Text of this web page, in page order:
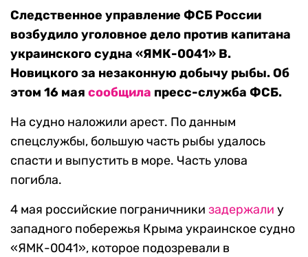
Следственное управление ФСБ России
возбудило уголовное дело против капитана
украинского судна «ЯМК-0041» В.
Новицкого за незаконную добычу рыбы. Об
этом 16 мая сообщила пресс-служба ФСБ.
На судно наложили арест. По данным
спецслужбы, большую часть рыбы удалось
спасти и выпустить в море. Часть улова
погибла.
4 мая российские пограничники задержали у
западного побережья Крыма украинское судно
«ЯМК-0041», которое подозревали в